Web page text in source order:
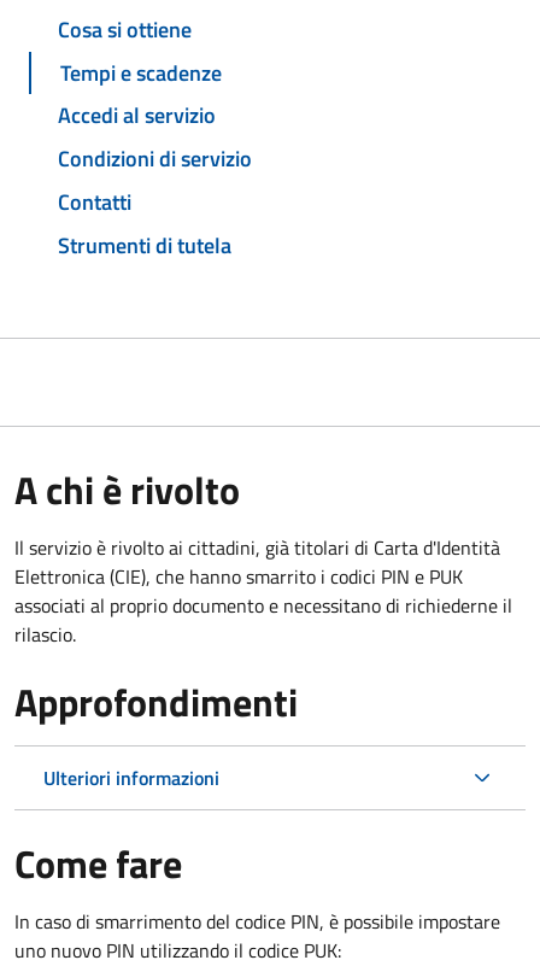
Cosa si ottiene
Tempi e scadenze
Accedi al servizio
Condizioni di servizio
Contatti
Strumenti di tutela
A chi è rivolto
Il servizio è rivolto ai cittadini, già titolari di Carta d'Identità
Elettronica (CIE), che hanno smarrito i codici PIN e PUK
associati al proprio documento e necessitano di richiederne il
rilascio.
Approfondimenti
Ulteriori informazioni
Come fare
In caso di smarrimento del codice PIN, è possibile impostare
uno nuovo PIN utilizzando il codice PUK: